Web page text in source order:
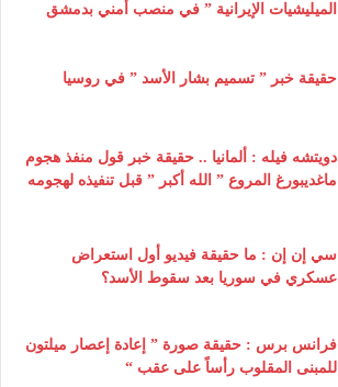
الميليشيات الإيرانية ” في منصب أمني بدمشق
حقيقة خبر ” تسميم بشار الأسد ” في روسيا
دويتشه فيله : ألمانيا .. حقيقة خبر قول منفذ هجوم
ماغديبورغ المروع ” الله أكبر ” قبل تنفيذه لهجومه
سي إن إن : ما حقيقة فيديو أول استعراض
عسكري في سوريا بعد سقوط الأسد؟
فرانس برس : حقيقة صورة ” إعادة إعصار ميلتون
للمبنى المقلوب رأساً على عقب “